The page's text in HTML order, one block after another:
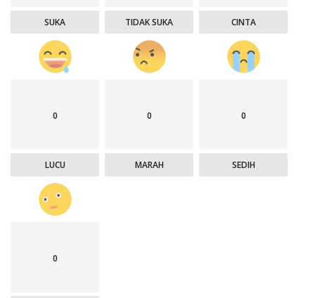
SUKA TIDAK SUKA CINTA
0
LUCU
0
MARAH
0
SEDIH
0